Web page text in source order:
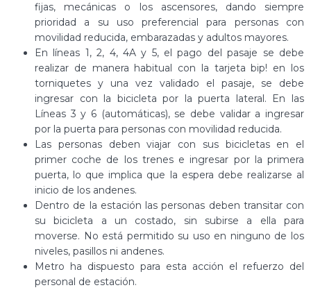
fijas, mecánicas o los ascensores, dando siempre
prioridad a su uso preferencial para personas con
movilidad reducida, embarazadas y adultos mayores.
En líneas 1, 2, 4, 4A y 5, el pago del pasaje se debe
realizar de manera habitual con la tarjeta bip! en los
torniquetes y una vez validado el pasaje, se debe
ingresar con la bicicleta por la puerta lateral. En las
Líneas 3 y 6 (automáticas), se debe validar a ingresar
por la puerta para personas con movilidad reducida.
Las personas deben viajar con sus bicicletas en el
primer coche de los trenes e ingresar por la primera
puerta, lo que implica que la espera debe realizarse al
inicio de los andenes.
Dentro de la estación las personas deben transitar con
su bicicleta a un costado, sin subirse a ella para
moverse. No está permitido su uso en ninguno de los
niveles, pasillos ni andenes.
Metro ha dispuesto para esta acción el refuerzo del
personal de estación.